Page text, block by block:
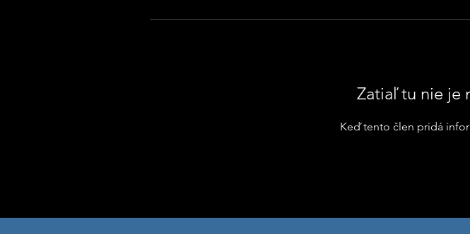
Zatiaľ tu nie je
Keď tento člen pridá